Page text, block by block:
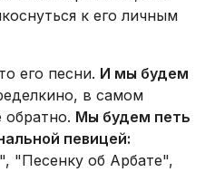
к его личным
его песни. И мы будем
в самом
Мы будем петь
певицей:
"Песенку об Арбате",